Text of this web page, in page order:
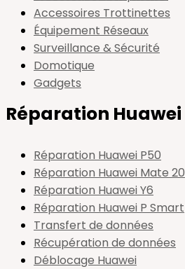
Accessoires Trottinettes
Équipement Réseaux
Surveillance & Sécurité
Domotique
Gadgets
Réparation Huawei
Réparation Huawei P50
Réparation Huawei Mate 20
Réparation Huawei Y6
Réparation Huawei P Smart
Transfert de données
Récupération de données
Déblocage Huawei